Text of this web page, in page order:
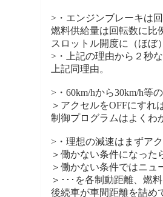
>・エンジンブレーキは
燃料供給量は回転数に比
スロットル開度に（ほぼ
>・上記の理由から２秒
上記同理由。
>・60km/hから30km/h等
＞アクセルをOFFにすれ
制御プログラムはよくわ
>・理想の減速はまずア
＞働かない条件になっ
＞働かない条件ではニ
＞･･･を各制動距離、燃
後続車が車間距離を詰め